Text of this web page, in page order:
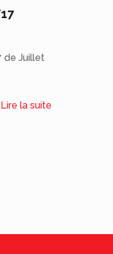
de Juillet
Lire la suite